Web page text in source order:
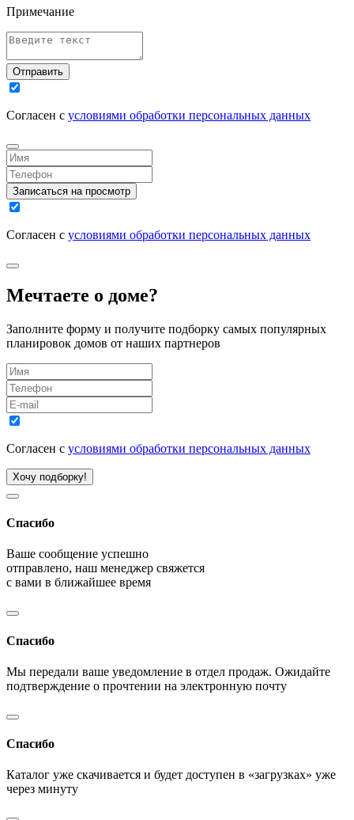
Примечание
Отправить
Согласен с условиями обработки персональных данных
Записаться на просмотр
Согласен с условиями обработки персональных данных
Мечтаете о доме?
Заполните форму и получите подборку самых популярных
планировок домов от наших партнеров
Согласен с условиями обработки персональных данных
Хочу подборку!
Спасибо
Ваше сообщение успешно
отправлено, наш менеджер свяжется
с вами в ближайшее время
Спасибо
Мы передали ваше уведомление в отдел продаж. Ожидайте
подтверждение о прочтении на электронную почту
Спасибо
Каталог уже скачивается и будет доступен в «загрузках» уже
через минуту